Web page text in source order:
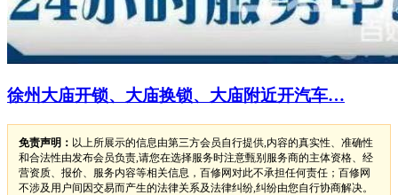
徐州大庙开锁、大庙换锁、大庙附近开汽车…
免责声明： 以上所展示的信息由第三方会员自行提供,内容的真实性、准确性
和合法性由发布会员负责,请您在选择服务时注意甄别服务商的主体资格、经
营资质、报价、服务内容等相关信息，百修网对此不承担任何责任；百修网
不涉及用户间因交易而产生的法律关系及法律纠纷,纠纷由您自行协商解决。